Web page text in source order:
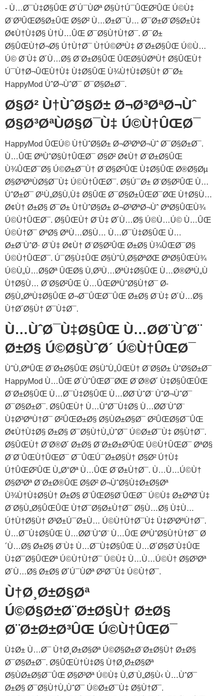
- Ù…Ø¯Ù‡Ø§ÛŒ Ø´Ú¯ÙØª Ø§Ù†Ú¯ÛŒØ²ÛŒ Ú©Ù‡
Ø¨Ø³ÛŒØ§Ø±ÛŒ Ø§Ø² Ù…Ø±Ø¯Ù… Ø¯Ø±Ø¨Ø§Ø±Ù‡
Ø¢Ù†Ù‡Ø§ Ù†Ù…ÛŒ Ø¯Ø§Ù†Ù†Ø¯. Ø¯Ø±
Ø§ÛŒÙ†Ø¬Ø§ Ú†Ù†Ø¯ Ù†Ú©ØªÙ‡ Ø¨Ø±Ø§ÛŒ Ú©Ù…
Ú© Ø¨Ù‡ Ø´Ù…Ø§ Ø¨Ø±Ø§ÛŒ ÛŒØ§ÙØªÙ† Ø§ÛŒÙ†
Ú¯Ù†Ø¬ÛŒÙ†Ù‡ Ù‡Ø§ÛŒ Ù¾Ù†Ù‡Ø§Ù† Ø¯Ø±
HappyMod ÙˆØ¬ÙˆØ¯ Ø¯Ø§Ø±Ø¯.
Ø§Ø² Ù†ÙˆØ§Ø± Ø¬Ø³ØªØ¬Ùˆ
Ø§Ø³ØªÙØ§Ø¯Ù‡ Ú©Ù†ÛŒØ¯
HappyMod ÛŒÚ© Ù†ÙˆØ§Ø± Ø¬Ø³ØªØ¬Ùˆ Ø¯Ø§Ø±Ø¯.
Ù…ÛŒ ØªÙˆØ§Ù†ÛŒØ¯ Ø§Ø² Ø¢Ù† Ø¨Ø±Ø§ÛŒ
Ù¾ÛŒØ¯Ø§ Ú©Ø±Ø¯Ù† Ø¨Ø§Ø²ÛŒ Ù‡Ø§ÛŒ Ø®Ø§Øµ
Ø§Ø³ØªÙØ§Ø¯Ù‡ Ú©Ù†ÛŒØ¯. Ø§Ú¯Ø± Ø¨Ø§Ø²ÛŒ Ù…
ÙˆØ±Ø¯ Ø¹Ù„Ø§Ù‚Ù‡ Ø§ÛŒ Ø¯Ø§Ø±ÛŒØ¯ØŒ Ù†Ø§Ù…
Ø¢Ù† Ø±Ø§ Ø¯Ø± Ù†ÙˆØ§Ø± Ø¬Ø³ØªØ¬Ùˆ ØªØ§ÛŒÙ¾
Ú©Ù†ÛŒØ¯. Ø§ÛŒÙ† Ø¨Ù‡ Ø´Ù…Ø§ Ú©Ù…Ú© Ù…ÛŒ
Ú©Ù†Ø¯ ØªØ§ ØªÙ…Ø§Ù… Ù…Ø¯Ù‡Ø§ÛŒ Ù…
Ø±Ø¨ÙˆØ· Ø¨Ù‡ Ø¢Ù† Ø¨Ø§Ø²ÛŒ Ø±Ø§ Ù¾ÛŒØ¯Ø§
Ú©Ù†ÛŒØ¯. Ú¯Ø§Ù‡ÛŒ Ø§ÙˆÙ‚Ø§ØªØŒ ØªØ§ÛŒÙ¾
Ú©Ù„Ù…Ø§Øª ÛŒØ§ Ù‚Ø³Ù…Øª‌Ù‡Ø§ÛŒ Ù…Ø®ØªÙ„Ù
Ù†Ø§Ù… Ø¨Ø§Ø²ÛŒ Ù…ÛŒ‌ØªÙˆØ§Ù†Ø¯ Ø­
Ø§Ù„Øª‌Ù‡Ø§ÛŒ Ø¬Ø¯ÛŒØ¯ÛŒ Ø±Ø§ Ø¨Ù‡ Ø´Ù…Ø§
Ù†Ø´Ø§Ù† Ø¯Ù‡Ø¯.
Ù…ÙˆØ¯Ù‡Ø§ÛŒ Ù…Ø­Ø¨ÙˆØ¨
Ø±Ø§ Ú©Ø§ÙˆØ´ Ú©Ù†ÛŒØ¯
ÙˆÙ‚ØªÛŒ Ø¨Ø±Ø§ÛŒ Ø§ÙˆÙ„ÛŒÙ† Ø¨Ø§Ø± ÙˆØ§Ø±Ø¯
HappyMod Ù…ÛŒ Ø´ÙˆÛŒØ¯ØŒ Ø¨Ø®Ø´ Ù‡Ø§ÛŒÛŒ
Ø¨Ø±Ø§ÛŒ Ù…Ø¯Ù‡Ø§ÛŒ Ù…Ø­Ø¨ÙˆØ¨ ÙˆØ¬ÙˆØ¯
Ø¯Ø§Ø±Ø¯. Ø§ÛŒÙ† Ù…ÙˆØ¯Ù‡Ø§ Ù…Ø­Ø¨ÙˆØ¨
Ù‡Ø³ØªÙ†Ø¯ Ø²ÛŒØ±Ø§ Ø§ÙØ±Ø§Ø¯ Ø²ÛŒØ§Ø¯ÛŒ
Ø¢Ù†Ù‡Ø§ Ø±Ø§ Ø¯Ø§Ù†Ù„ÙˆØ¯ Ú©Ø±Ø¯Ù‡ Ø§Ù†Ø¯.
Ø§ÛŒÙ† Ø¨Ø®Ø´ Ø±Ø§ Ø¨Ø±Ø±Ø³ÛŒ Ú©Ù†ÛŒØ¯ ØªØ§
Ø¨Ø¨ÛŒÙ†ÛŒØ¯ Ø¯ÛŒÚ¯Ø±Ø§Ù† Ø§Ø² Ú†Ù‡
Ú†ÛŒØ²ÛŒ Ù„Ø°Øª Ù…ÛŒ Ø¨Ø±Ù†Ø¯. Ù…Ù…Ú©Ù†
Ø§Ø³Øª Ø¨Ø±Ø®ÛŒ Ø§Ø² Ø¬ÙˆØ§Ù‡Ø±Ø§Øª
Ù¾Ù†Ù‡Ø§Ù† Ø±Ø§ Ø¨ÛŒØ§Ø¨ÛŒØ¯ Ú©Ù‡ Ø±ØªØ¨Ù‡
Ø¨Ø§Ù„Ø§ÛŒÛŒ Ù†Ø¯Ø§Ø±Ù†Ø¯ Ø§Ù…Ø§ Ù‡Ù…
Ú†Ù†Ø§Ù† Ø³Ø±Ú¯Ø±Ù… Ú©Ù†Ù†Ø¯Ù‡ Ù‡Ø³ØªÙ†Ø¯.
Ù…Ø¯Ù‡Ø§ÛŒ Ù…Ø­Ø¨ÙˆØ¨ Ù…ÛŒ ØªÙˆØ§Ù†Ù†Ø¯ Ø
´Ù…Ø§ Ø±Ø§ Ø¨Ù‡ Ù…Ø¯Ù‡Ø§ÛŒ Ù…Ø´Ø§Ø¨Ù‡ÛŒ
Ù‡Ø¯Ø§ÛŒØª Ú©Ù†Ù†Ø¯ Ú©Ù‡ Ù…Ù…Ú©Ù† Ø§Ø³Øª
Ø´Ù…Ø§ Ø±Ø§ Ø´Ú¯ÙØª Ø²Ø¯Ù‡ Ú©Ù†Ø¯.
Ù†Ø¸Ø±Ø§Øª
Ú©Ø§Ø±Ø¨Ø±Ø§Ù† Ø±Ø§
Ø¨Ø±Ø±Ø³ÛŒ Ú©Ù†ÛŒØ¯
Ù‡Ø± Ù…Ø¯ Ù†Ø¸Ø±Ø§Øª Ú©Ø§Ø±Ø¨Ø±Ø§Ù† Ø±Ø§
Ø¯Ø§Ø±Ø¯. Ø§ÛŒÙ†Ù‡Ø§ Ù†Ø¸Ø±Ø§Øª
Ø§ÙØ±Ø§Ø¯ÛŒ Ø§Ø³Øª Ú©Ù‡ Ù‚Ø¨Ù„Ø§Ù‹ Ù…ÙˆØ¯
Ø±Ø§ Ø¯Ø§Ù†Ù„ÙˆØ¯ Ú©Ø±Ø¯Ù‡ Ø§Ù†Ø¯.